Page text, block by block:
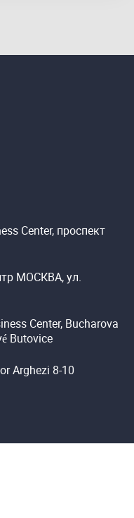
Center, проспект
МОСКВА, ул.
Center, Bucharova
Butovice
Arghezi 8-10